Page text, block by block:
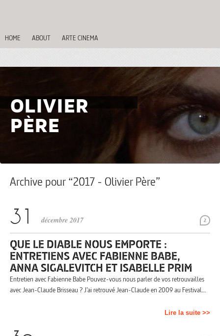
HOME ABOUT ARTE CINEMA
OLIVIER
PÈRE
Archive pour “2017 - Olivier Père”
2
décembre 2017
QUE LE DIABLE NOUS EMPORTE :
ENTRETIENS AVEC FABIENNE BABE,
ANNA SIGALEVITCH ET ISABELLE PRIM
Entretien avec Fabienne Babe Pouvez-vous nous parler de vos retrouvailles
avec Jean-Claude Brisseau ? J’ai retrouvé Jean-Claude en 2009 au Festival…
Lire la suite >>